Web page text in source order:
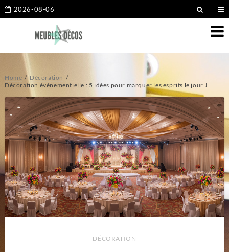
2026-08-06
Home
Décoration
Décoration événementielle : 5 idées pour marquer les esprits le jour J
DÉCORATION